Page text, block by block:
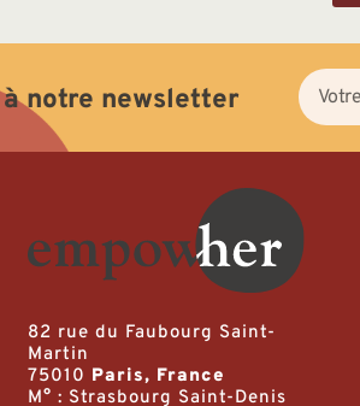
notre newsletter
82 rue du Faubourg Saint-
Martin
75010 Paris, France
M° : Strasbourg Saint-Denis